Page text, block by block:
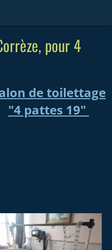
pour 4
de toilettage
"4 pattes 19"